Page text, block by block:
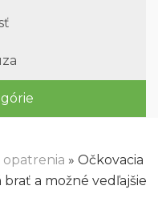
opatrenia » Očkovacia
a možné vedľajšie